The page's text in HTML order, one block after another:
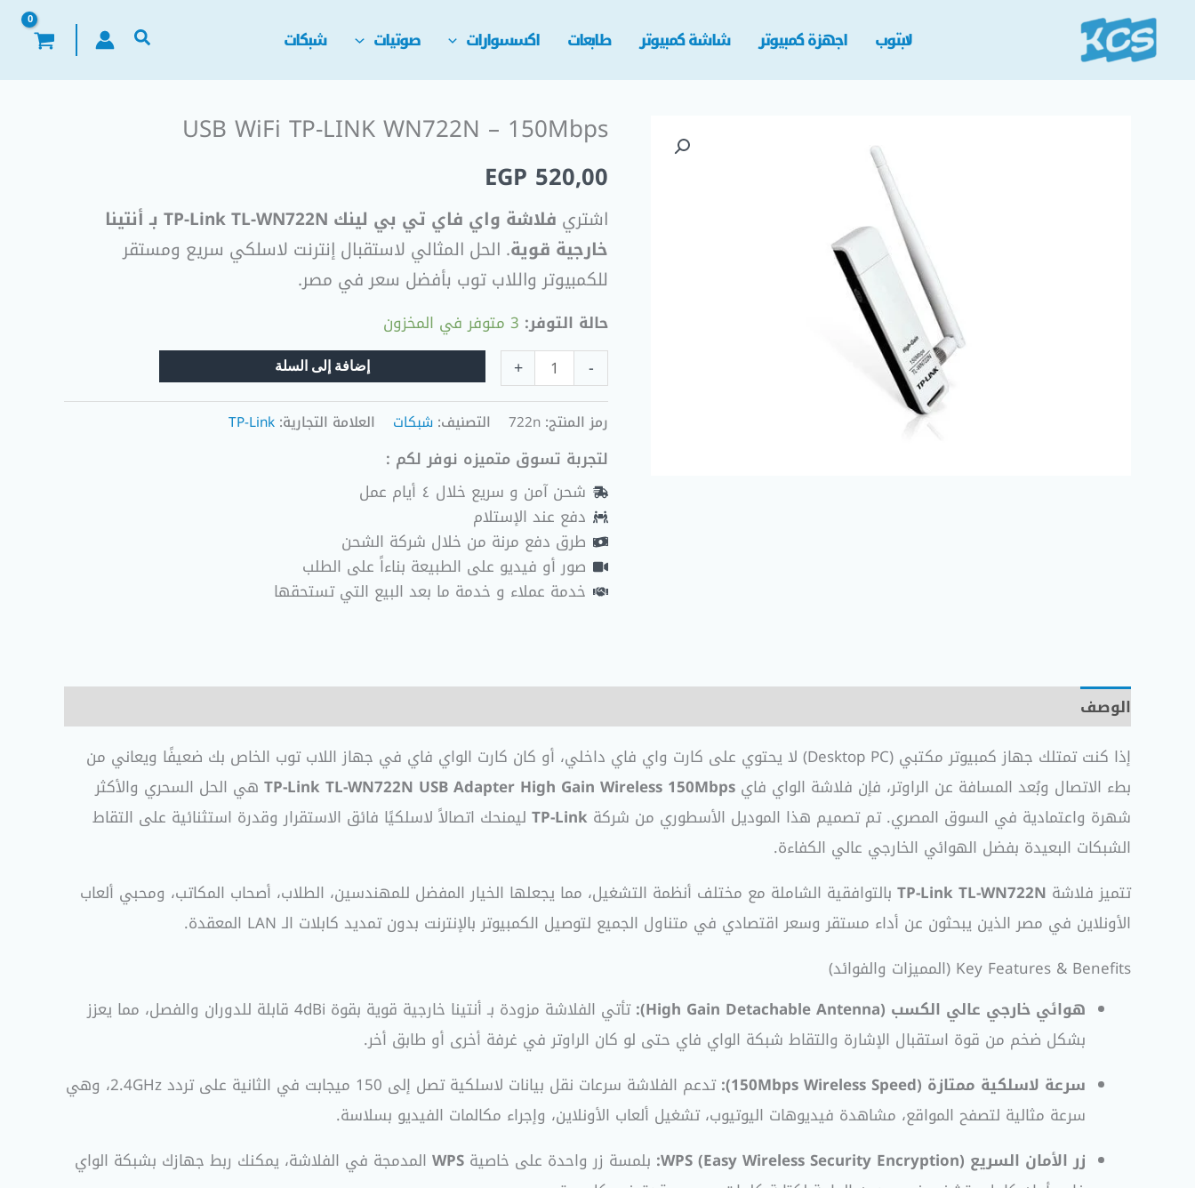
تخطي
المحتوى
لابتوب اجهزة كمبيوتر شاشة كمبيوتر طابعات اكسسوارات صوتيات شبكات
USB WiFi TP-LINK WN722N – 150Mbps
EGP 520,00
اشتري
فلاشة واي فاي تي بي لينك TP-Link TL-WN722N بـ أنتينا
خارجية قوية. الحل المثالي لاستقبال إنترنت لاسلكي سريع ومستقر
للكمبيوتر واللاب توب بأفضل سعر في مصر.
حالة التوفر: 3 متوفر في المخزون
-
+ إضافة إلى السلة
رمز المنتج: 722n التصنيف: شبكات العلامة التجارية: TP-Link
لتجربة تسوق متميزه نوفر لكم :
شحن آمن و سريع خلال ٤ أيام عمل
دفع عند الإستلام
طرق دفع مرنة من خلال شركة الشحن
صور أو فيديو على الطبيعة بناءاً على الطلب
خدمة عملاء و خدمة ما بعد البيع التي تستحقها
الوصف
إذا كنت تمتلك جهاز كمبيوتر مكتبي (Desktop PC) لا يحتوي على كارت واي فاي داخلي، أو كان كارت الواي فاي في جهاز اللاب توب الخاص بك ضعيفًا ويعاني من
بطء الاتصال وبُعد المسافة عن الراوتر، فإن فلاشة الواي فاي TP-Link TL-WN722N USB Adapter High Gain Wireless 150Mbps هي الحل السحري والأكثر
شهرة واعتمادية في السوق المصري. تم تصميم هذا الموديل الأسطوري من شركة TP-Link ليمنحك اتصالاً لاسلكيًا فائق الاستقرار وقدرة استثنائية على التقاط
الشبكات البعيدة بفضل الهوائي الخارجي عالي الكفاءة.
تتميز فلاشة TP-Link TL-WN722N بالتوافقية الشاملة مع مختلف أنظمة التشغيل، مما يجعلها الخيار المفضل للمهندسين، الطلاب، أصحاب المكاتب، ومحبي ألعاب
الأونلاين في مصر الذين يبحثون عن أداء مستقر وسعر اقتصادي في متناول الجميع لتوصيل الكمبيوتر بالإنترنت بدون تمديد كابلات الـ LAN المعقدة.
Key Features & Benefits (المميزات والفوائد)
هوائي خارجي عالي الكسب (High Gain Detachable Antenna):
تأتي الفلاشة مزودة بـ أنتينا خارجية قوية بقوة 4dBi قابلة للدوران والفصل، مما يعزز
بشكل ضخم من قوة استقبال الإشارة والتقاط شبكة الواي فاي حتى لو كان الراوتر في غرفة أخرى أو طابق أخر.
سرعة لاسلكية ممتازة (150Mbps Wireless Speed):
تدعم الفلاشة سرعات نقل بيانات لاسلكية تصل إلى 150 ميجابت في الثانية على تردد 2.4GHz، وهي
سرعة مثالية لتصفح المواقع، مشاهدة فيديوهات اليوتيوب، تشغيل ألعاب الأونلاين، وإجراء مكالمات الفيديو بسلاسة.
زر الأمان السريع WPS (Easy Wireless Security Encryption):
بلمسة زر واحدة على خاصية WPS المدمجة في الفلاشة، يمكنك ربط جهازك بشبكة الواي